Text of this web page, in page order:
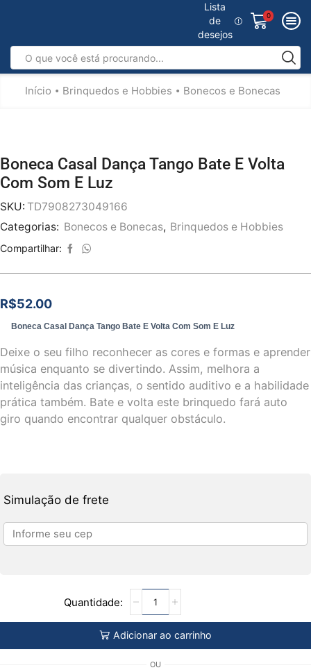
Lista
de
desejos
0
Início • Brinquedos e Hobbies • Bonecos e Bonecas
Boneca Casal Dança Tango Bate E Volta
Com Som E Luz
SKU: TD7908273049166
Categorias: Bonecos e Bonecas, Brinquedos e Hobbies
Compartilhar:
R$52.00
Boneca Casal Dança Tango Bate E Volta Com Som E Luz
Deixe o seu filho reconhecer as cores e formas e aprender
música enquanto se divertindo. Assim, melhora a
inteligência das crianças, o sentido auditivo e a habilidade
prática também. Bate e volta este brinquedo fará auto
giro quando encontrar qualquer obstáculo.
Simulação de frete
Adicionar ao carrinho
OU